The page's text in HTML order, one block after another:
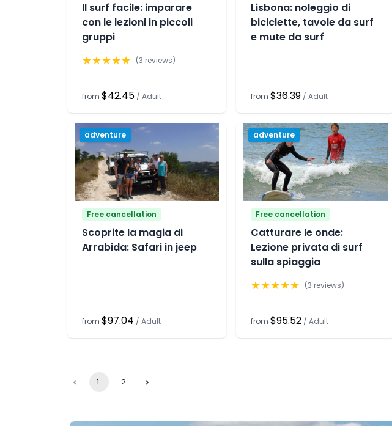
Il surf facile: imparare
con le lezioni in piccoli
gruppi
★★★★★ (3 reviews)
from $42.45 / Adult
Lisbona: noleggio di
biciclette, tavole da surf
e mute da surf
from $36.39 / Adult
adventure
Free cancellation
Scoprite la magia di
Arrabida: Safari in jeep
from $97.04 / Adult
adventure
Free cancellation
Catturare le onde:
Lezione privata di surf
sulla spiaggia
★★★★★ (3 reviews)
from $95.52 / Adult
1 2